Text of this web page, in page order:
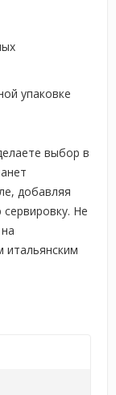
упаковке
выбор в
добавляя
Не
итальянским